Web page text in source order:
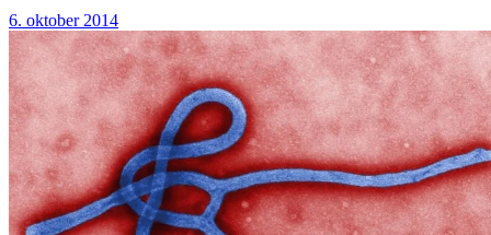
6. oktober 2014